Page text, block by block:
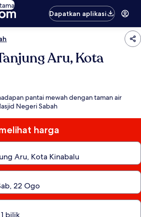
Dapatkan aplikasi
Aru, Kota
pantai mewah dengan taman air
Negeri Sabah
harga